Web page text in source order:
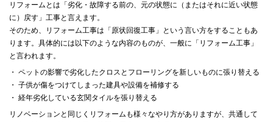
リフォームとは「劣化・故障する前の、元の状態に（またはそれに近い状態
に）戻す」工事と言えます。
そのため、リフォーム工事は「原状回復工事」という言い方をすることもあ
ります。具体的には以下のような内容のものが、一般に「リフォーム工事」
と言われます。
・ ペットの影響で劣化したクロスとフローリングを新しいものに張り替える
・ 子供が傷をつけてしまった建具や設備を補修する
・ 経年劣化している玄関タイルを張り替える
リノベーションと同じくリフォームも様々なやり方がありますが、共通して